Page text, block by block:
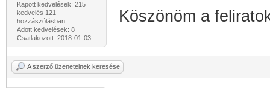
Kapott kedvelések: 215
kedvelés 121
hozzászólásban
Adott kedvelések: 8
Csatlakozott: 2018-01-03
Köszönöm a
A szerző üzeneteinek keresése